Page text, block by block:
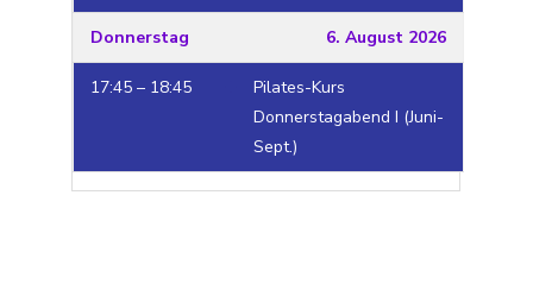
Donnerstag 6. August 2026
17:45 – 18:45
Pilates-Kurs
Donnerstagabend I (Juni-
Sept.)